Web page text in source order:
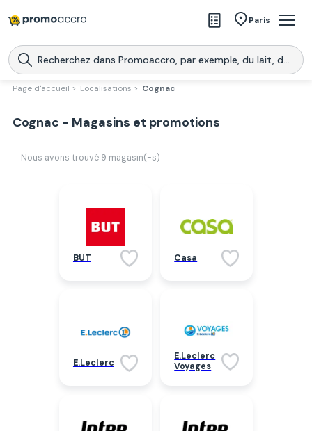
Paris
Magasins
Produits
Promoaccro
Page d'accueil > Localisations > Cognac
Cognac - Magasins et promotions
Nous avons trouvé 9 magasin(-s)
BUT Casa
E.Leclerc
E.Leclerc
Voyages